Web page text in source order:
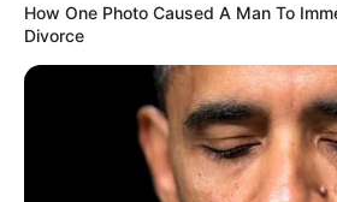
How One Photo Caused A Man To
Divorce